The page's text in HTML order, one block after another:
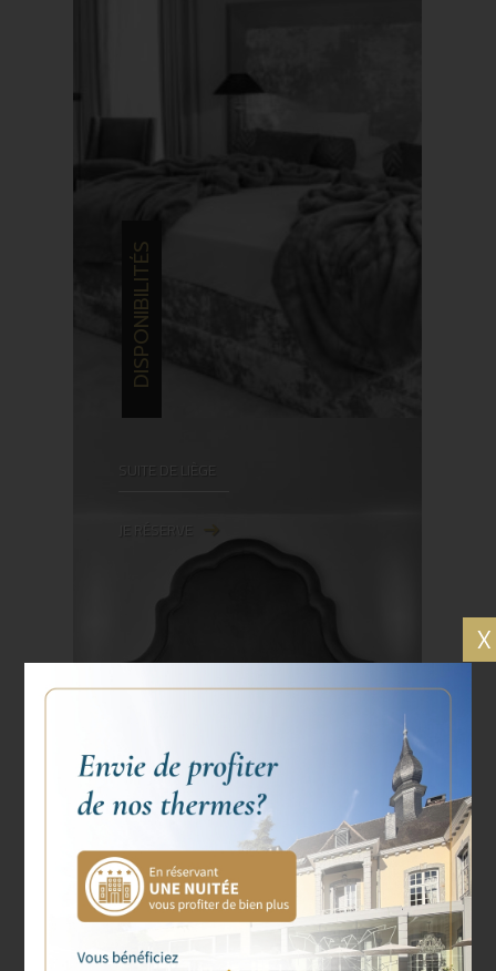
X
DISPONIBILITÉS
SUITE DE LIÈGE
DISPONIBILITÉS